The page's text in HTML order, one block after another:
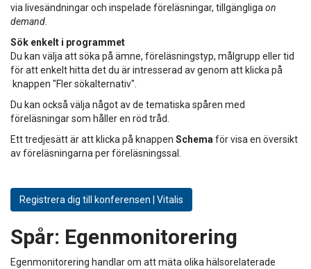
via livesändningar och inspelade föreläsningar, tillgängliga on
demand
Sök enkelt i programmet
Du kan välja att söka på ämne, föreläsningstyp, målgrupp eller tid
för att enkelt hitta det du är intresserad av genom att klicka på
knappen "Fler sökalternativ".
Du kan också välja något av de tematiska spåren med
föreläsningar som håller en röd tråd.
Ett tredjesätt är att klicka på knappen Schema för visa en översikt
av föreläsningarna per föreläsningssal.
Registrera dig till konferensen | Vitalis
Spår: Egenmonitorering
Egenmonitorering handlar om att mäta olika hälsorelaterade